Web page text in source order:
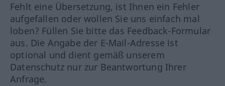
Fehlt eine Übersetzung, ist Ihnen ein Fehler
aufgefallen oder wollen Sie uns einfach mal
loben? Füllen Sie bitte das Feedback-Formular
aus. Die Angabe der E-Mail-Adresse ist
optional und dient gemäß unserem
Datenschutz nur zur Beantwortung Ihrer
Anfrage.